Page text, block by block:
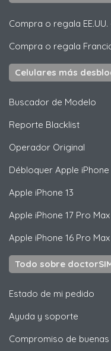
Compra o regala EE.UU.
Compra o regala
Celulares más
Buscador de Modelo
Reporte Blacklist
Operador Original
Débloquer Apple
Apple iPhone 13
Apple iPhone 17 Pro Max
Apple iPhone 16 Pro Max
Todo sobre
Estado de mi pedido
Ayuda y soporte
Compromiso de